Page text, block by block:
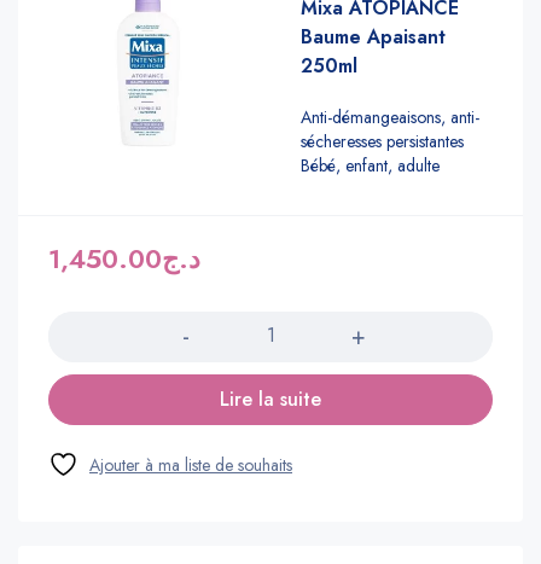
Mixa ATOPIANCE
Baume Apaisant
250ml
Anti-démangeaisons, anti-
sécheresses persistantes
Bébé, enfant, adulte
د.ج1,450.00
Lire la suite